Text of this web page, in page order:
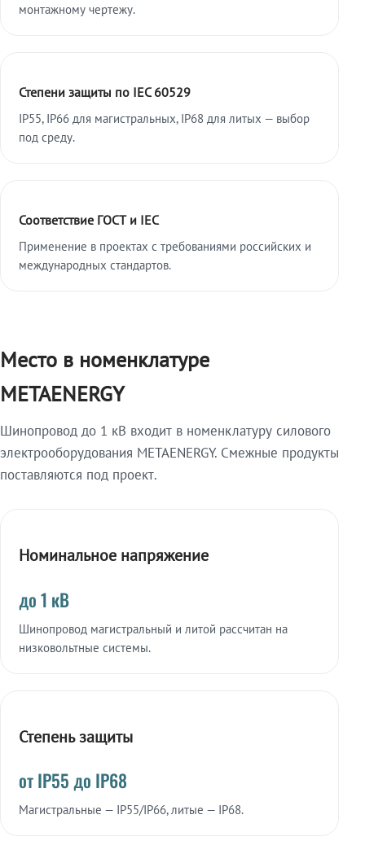
монтажному чертежу.
Степени защиты по IEC 60529
IP55, IP66 для магистральных, IP68 для литых — выбор
под среду.
Соответствие ГОСТ и IEC
Применение в проектах с требованиями российских и
международных стандартов.
Место в номенклатуре
METAENERGY
Шинопровод до 1 кВ входит в номенклатуру силового
электрооборудования METAENERGY. Смежные продукты
поставляются под проект.
Номинальное напряжение
до 1 кВ
Шинопровод магистральный и литой рассчитан на
низковольтные системы.
Степень защиты
от IP55 до IP68
Магистральные — IP55/IP66, литые — IP68.